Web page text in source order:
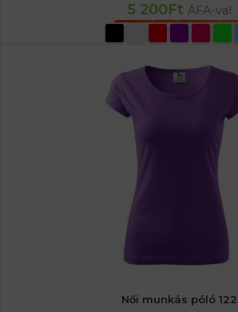
5 200Ft ÁFA-val
OPCIÓK VÁLASZTÁSA
Női munkás póló 122